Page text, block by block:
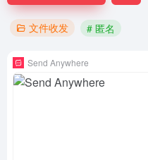
文件收发 # 匿名
Send Anywhere